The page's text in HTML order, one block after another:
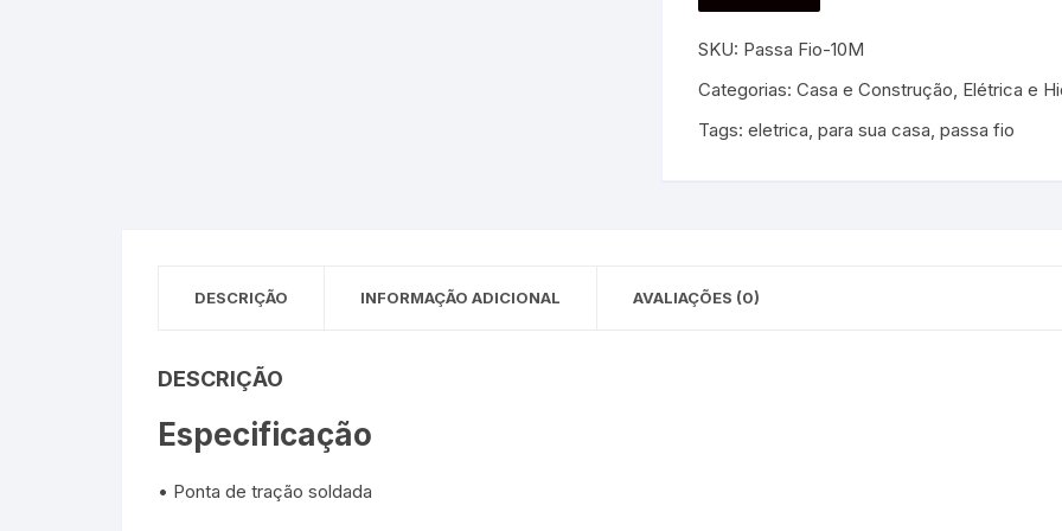
SKU: Passa Fio-10M
Categorias: Casa e Construção, Elétrica e
Tags: eletrica, para sua casa, passa fio
DESCRIÇÃO INFORMAÇÃO ADICIONAL AVALIAÇÕES (0)
DESCRIÇÃO
Especificação
• Ponta de tração soldada